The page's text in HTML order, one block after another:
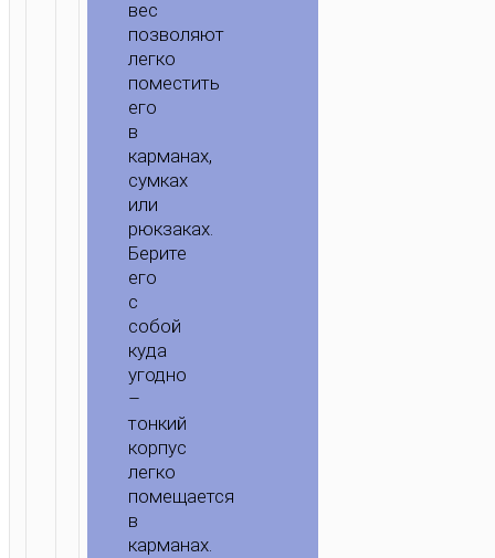
вес
позволяют
легко
поместить
его
в
карманах,
сумках
или
рюкзаках.
Берите
его
с
собой
куда
угодно
–
тонкий
корпус
легко
помещается
в
карманах.